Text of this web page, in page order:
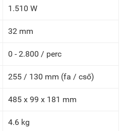
1.510 W
32 mm
0 - 2.800 / perc
255 / 130 mm (fa / cső)
485 x 99 x 181 mm
4.6 kg